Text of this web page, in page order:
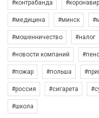
#контрабанда
#медицина #минск
#мошенничество #налог
#новости компаний
#пожар #польша
#россия #сигарета
#школа